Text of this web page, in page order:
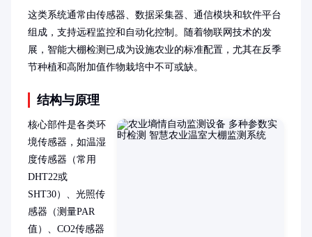
这类系统通常由传感器、数据采集器、通信模块和软件平台
组成，支持远程监控和自动化控制。随着物联网技术的发
展，智能大棚检测已成为设施农业的标准配置，尤其在反季
节种植和高附加值作物栽培中不可或缺。
结构与原理
核心部件是各类环
境传感器，如温湿
度传感器（常用
DHT22或
SHT30）、光照传
感器（测量PAR
值）、CO2传感器